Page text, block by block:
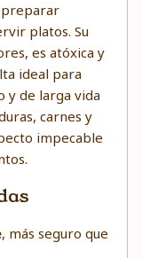
preparar
platos. Su
es atóxica y
ideal para
y de larga vida
carnes y
impecable
, más seguro que